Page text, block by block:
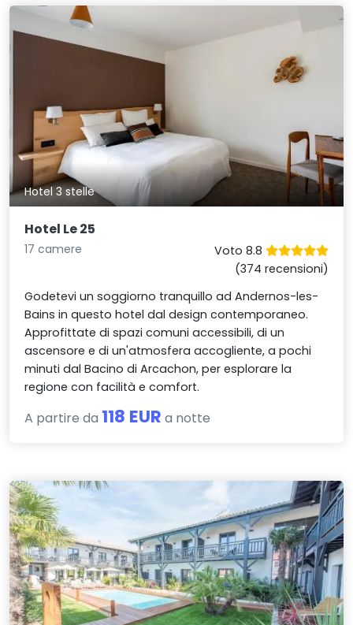
Hotel 3 stelle
Hotel Le 25
17 camere
Voto 8.8
(374 recensioni)
Godetevi un soggiorno tranquillo ad Andernos-les-
Bains in questo hotel dal design contemporaneo.
Approfittate di spazi comuni accessibili, di un
ascensore e di un'atmosfera accogliente, a pochi
minuti dal Bacino di Arcachon, per esplorare la
regione con facilità e comfort.
A partire da 118 EUR a notte